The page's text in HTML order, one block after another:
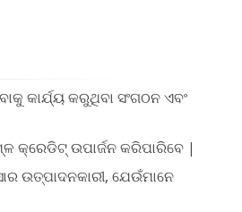
କାର୍ଯ୍ୟ କରୁଥିବା ସଂଗଠନ ଏବଂ
କ୍ରେଡିଟ୍ ଉପାର୍ଜନ କରିପାରିବେ |
ଉତ୍ପାଦନକାରୀ, ଯେଉଁମାନେ